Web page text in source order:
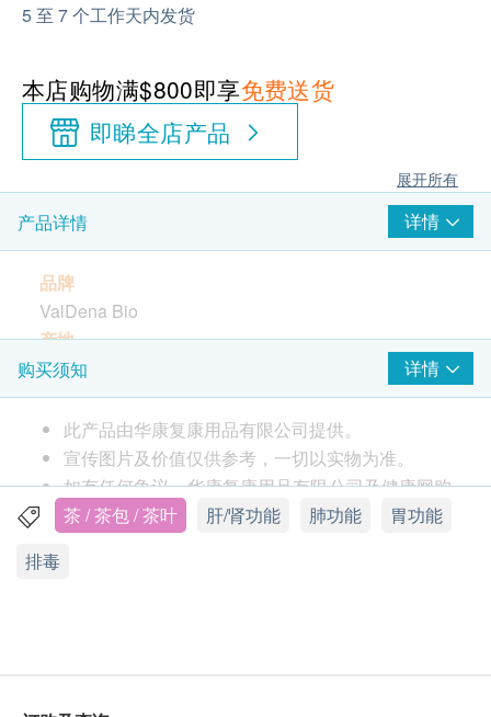
5 至 7 个工作天内发货
本店购物满$800即享免费送货
即睇全店产品
展开所有
产品详情 详情
品牌
ValDena Bio
产地
以色列
包装
20包
特性及功效
甘草(40%) - 有效逼使身体排毒，缓解胃灾，溃
疡，补肺
蒲公英(20%) - 促进肝，肾排毒，亦有助气湿不适
成份
购买须知 详情
此产品由华康复康用品有限公司提供。
宣传图片及价值仅供参考，一切以实物为准。
如有任何争议，华康复康用品有限公司及健康网购
health.ESDlife保留最终决议权。
送货
茶 / 茶包 / 茶叶 肝/肾功能 肺功能
胃功能
排毒